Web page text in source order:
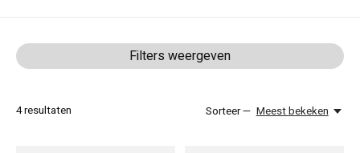
Filters weergeven
4resultaten Sorteer — Meest bekeken